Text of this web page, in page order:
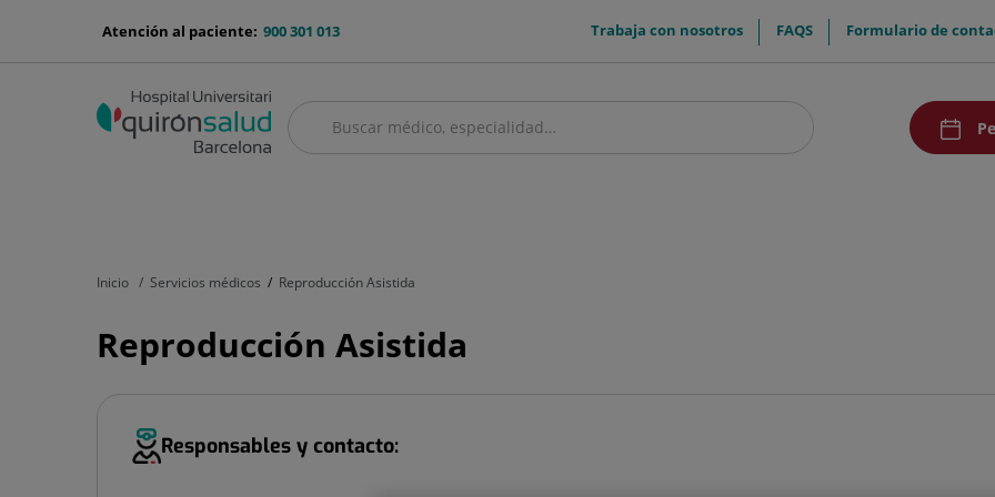
menu-
900 301 013
Atención al paciente: menuTop
Trabaja con nosotros FAQS Formulario de
BuscarBuscar
Inicio Servicios médicos Reproducción Asistida
Reproducción Asistida
Responsables y contacto: